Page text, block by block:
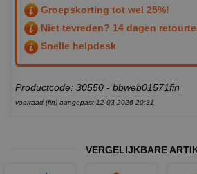
Groepskorting tot wel 25%!
Niet tevreden? 14 dagen
Snelle helpdesk
Productcode: 30550 - bbweb01571fin
voorraad (fin) aangepast 12-03-2026 20:31
VERGELIJKBARE